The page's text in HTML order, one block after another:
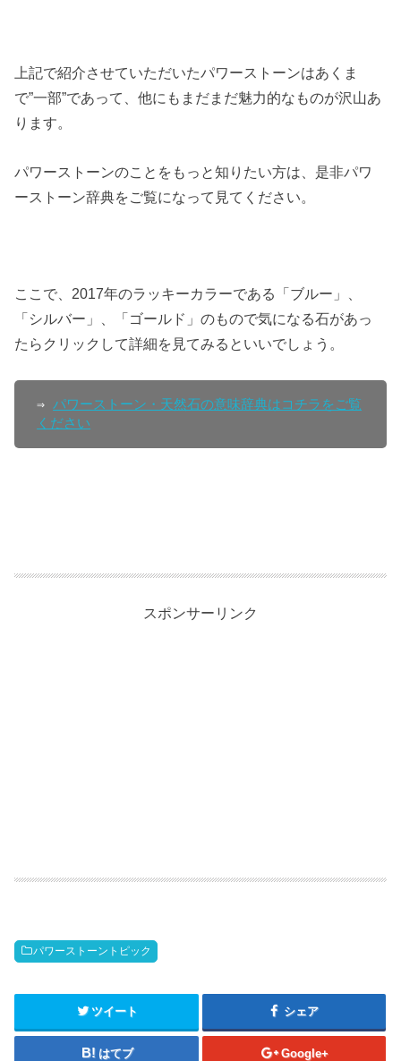
上記で紹介させていただいたパワーストーンはあくま
で”一部”であって、他にもまだまだ魅力的なものが沢山あ
ります。
パワーストーンのことをもっと知りたい方は、是非パワ
ーストーン辞典をご覧になって見てください。
ここで、2017年のラッキーカラーである「ブルー」、
「シルバー」、「ゴールド」のもので気になる石があっ
たらクリックして詳細を見てみるといいでしょう。
⇒ パワーストーン・天然石の意味辞典はコチラをご覧
ください
スポンサーリンク
パワーストーントピック
ツイート シェア
はてブ Google+